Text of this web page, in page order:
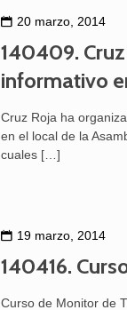
20 marzo, 2014
140409.
informativo
Cruz Roja ha
en el local de la
cuales[…]
19 marzo, 2014
140416.
Curso de Monitor de